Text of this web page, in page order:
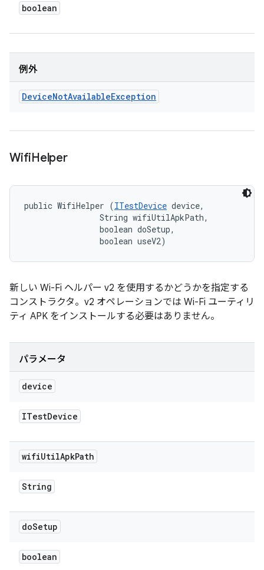
boolean
例外
DeviceNotAvailableException
WifiHelper
public WifiHelper (ITestDevice device,
                String wifiUtilApkPath,
                boolean doSetup,
                boolean useV2)
新しい Wi-Fi ヘルパー v2 を使用するかどうかを指定する
コンストラクタ。v2 オペレーションでは Wi-Fi ユーティリ
ティ APK をインストールする必要はありません。
パラメータ
device
ITestDevice
wifiUtilApkPath
String
doSetup
boolean